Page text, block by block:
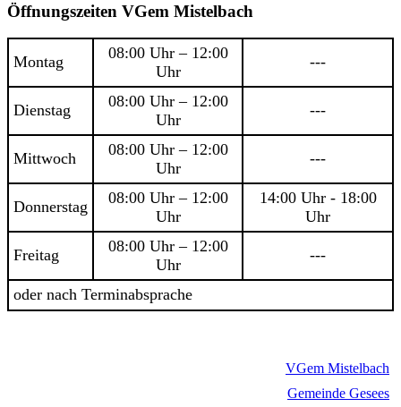
Öffnungszeiten VGem Mistelbach
Montag
08:00 Uhr – 12:00
Uhr
---
Dienstag
08:00 Uhr – 12:00
Uhr
---
Mittwoch
08:00 Uhr – 12:00
Uhr
---
Donnerstag
08:00 Uhr – 12:00
Uhr
14:00 Uhr - 18:00
Uhr
Freitag
08:00 Uhr – 12:00
Uhr
---
oder nach Terminabsprache
VGem Mistelbach
Gemeinde Gesees